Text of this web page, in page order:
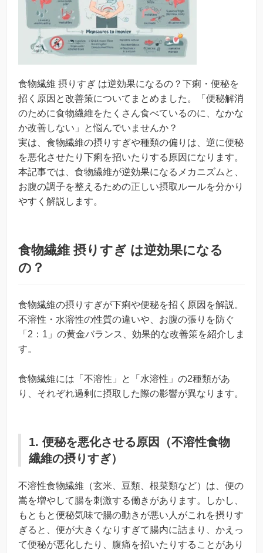
食物繊維 摂りすぎ は逆効果になるの？下痢・便秘を
招く原因と改善策についてまとめました。「便秘解消
のために食物繊維をたくさん食べているのに、なかな
か改善しない」と悩んでいませんか？
実は、食物繊維の摂りすぎや種類の偏りは、逆に便秘
を悪化させたり下痢を招いたりする原因になります。
本記事では、食物繊維が逆効果になるメカニズムと、
お腹の調子を整えるための正しい摂取ルールを分かり
やすく解説します。
食物繊維 摂りすぎ は逆効果になる
の？
食物繊維の摂りすぎが下痢や便秘を招く原因を解説。
不溶性・水溶性の性質の違いや、お腹の張りを防ぐ
「2：1」の黄金バランス、効果的な改善策を紹介しま
す。
食物繊維には「不溶性」と「水溶性」の2種類があ
り、それぞれ過剰に摂取した際の影響が異なります。
1. 便秘を悪化させる原因（不溶性食物
繊維の摂りすぎ）
不溶性食物繊維（玄米、豆類、根菜類など）は、便の
嵩を増やして腸を刺激する働きがあります。しかし、
もともと便秘気味で腸の動きが悪い人がこれを摂りす
ぎると、便が大きくなりすぎて腸内に詰まり、かえっ
て便秘が悪化したり、腹痛を招いたりすることがあり